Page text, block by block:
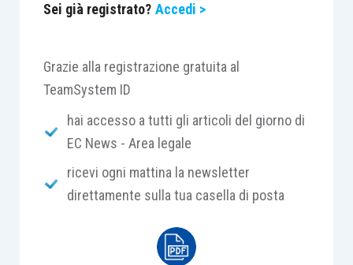
Sei già registrato? Accedi >
Grazie alla registrazione gratuita al
TeamSystem ID
hai accesso a tutti gli articoli del giorno di
EC News - Area legale
ricevi ogni mattina la newsletter
direttamente sulla tua casella di posta